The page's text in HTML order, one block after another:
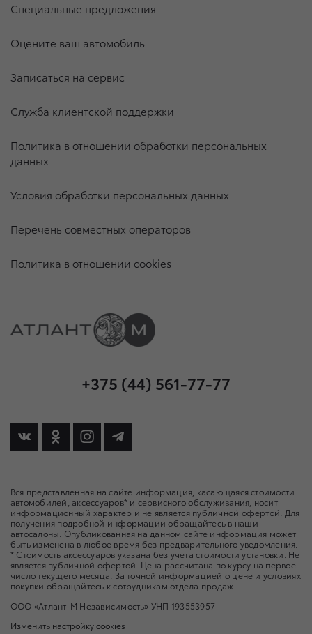
Специальные предложения
Оцените ваш автомобиль
Записаться на сервис
Служба клиентской поддержки
Политика в отношении обработки персональных
данных
Условия обработки персональных данных
Перечень совместных операторов
Политика в отношении cookies
+375 (44) 561-77-77
Вся представленная на сайте информация, касающаяся стоимости
автомобилей, аксессуаров* и сервисного обслуживания, носит
информационный характер и не является публичной офертой. Для
получения подробной информации обращайтесь в наши
автосалоны. Опубликованная на данном сайте информация может
быть изменена в любое время без предварительного уведомления.
* Стоимость аксессуаров указана без учета стоимости установки. Не
является публичной офертой. Цена рассчитана по курсу на первое
число текущего месяца. За точной информацией о цене и условиях
покупки обращайтесь к сотрудникам отдела продаж.
ООО «Атлант-М Независимость» УНП 193553957
Изменить настройку cookies